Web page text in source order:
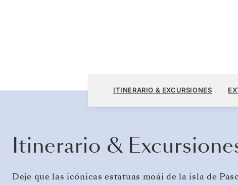
Papeete (Tahiti) a ValparaisoITINERARIO & EXCURSIONES
Itinerario &
Deje que las icónicas estatuas moái de la isla de